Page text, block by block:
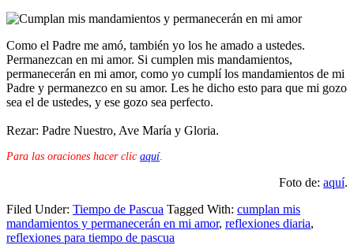
Como el Padre me amó, también yo los he amado a ustedes.
Permanezcan en mi amor. Si cumplen mis mandamientos,
permanecerán en mi amor, como yo cumplí los mandamientos de mi
Padre y permanezco en su amor. Les he dicho esto para que mi gozo
sea el de ustedes, y ese gozo sea perfecto.
Rezar: Padre Nuestro, Ave María y Gloria.
Para las oraciones hacer clic aquí.
Foto de: aquí.
Filed Under: Tiempo de Pascua Tagged With: cumplan mis
mandamientos y permanecerán en mi amor, reflexiones diaria,
reflexiones para tiempo de pascua